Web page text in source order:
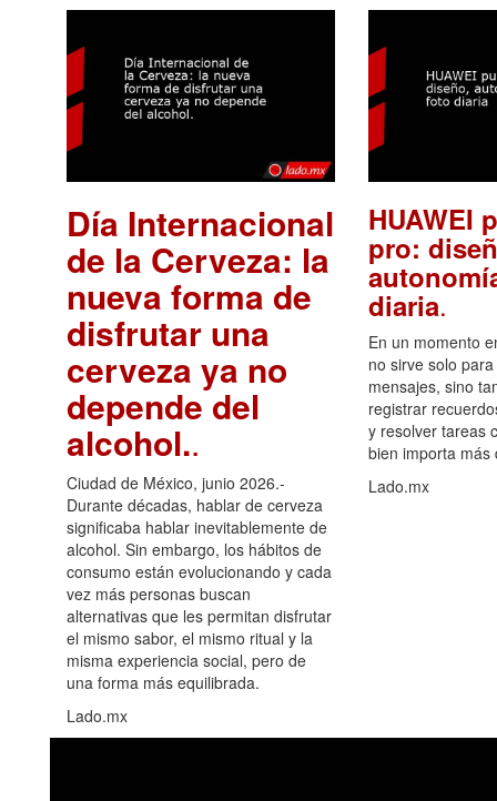
Día Internacional
de la Cerveza: la
nueva forma de
disfrutar una
cerveza ya no
depende del
alcohol..
Ciudad de México, junio 2026.-
Durante décadas, hablar de cerveza
significaba hablar inevitablemente de
alcohol. Sin embargo, los hábitos de
consumo están evolucionando y cada
vez más personas buscan
alternativas que les permitan disfrutar
el mismo sabor, el mismo ritual y la
misma experiencia social, pero de
una forma más equilibrada.
Lado.mx
HUAWEI
pro:
diaria.
En un momento
no sirve solo
mensajes, sino
registrar
y resolver tareas
bien importa más
Lado.mx